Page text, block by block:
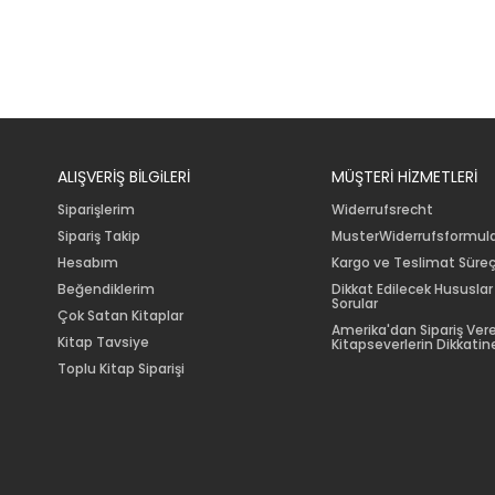
ALIŞVERİŞ BİLGiLERİ
Siparişlerim
Sipariş Takip
Hesabım
Beğendiklerim
Çok Satan Kitaplar
Kitap Tavsiye
Toplu Kitap Siparişi
MÜŞTERİ HİZMETLERİ
Widerrufsrecht
Kargo ve Teslimat
Dikkat Edilecek Hususlar
Sorular
Amerika'dan Sipariş
Kitapseverlerin